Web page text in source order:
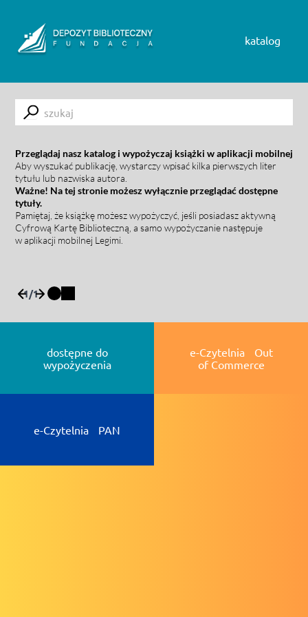
katalog
Submit
Przeglądaj nasz katalog i wypożyczaj książki w aplikacji mobilnej
Aby wyszukać publikację, wystarczy wpisać kilka pierwszych liter
tytułu lub nazwiska autora.
Ważne! Na tej stronie możesz wyłącznie przeglądać dostępne
tytuły.
Pamiętaj, że książkę możesz wypożyczyć, jeśli posiadasz aktywną
Cyfrową Kartę Biblioteczną, a samo wypożyczanie następuje
w aplikacji mobilnej Legimi.
1/1
dostępne do
wypożyczenia
e-Czytelnia Out
of Commerce
e-Czytelnia PAN